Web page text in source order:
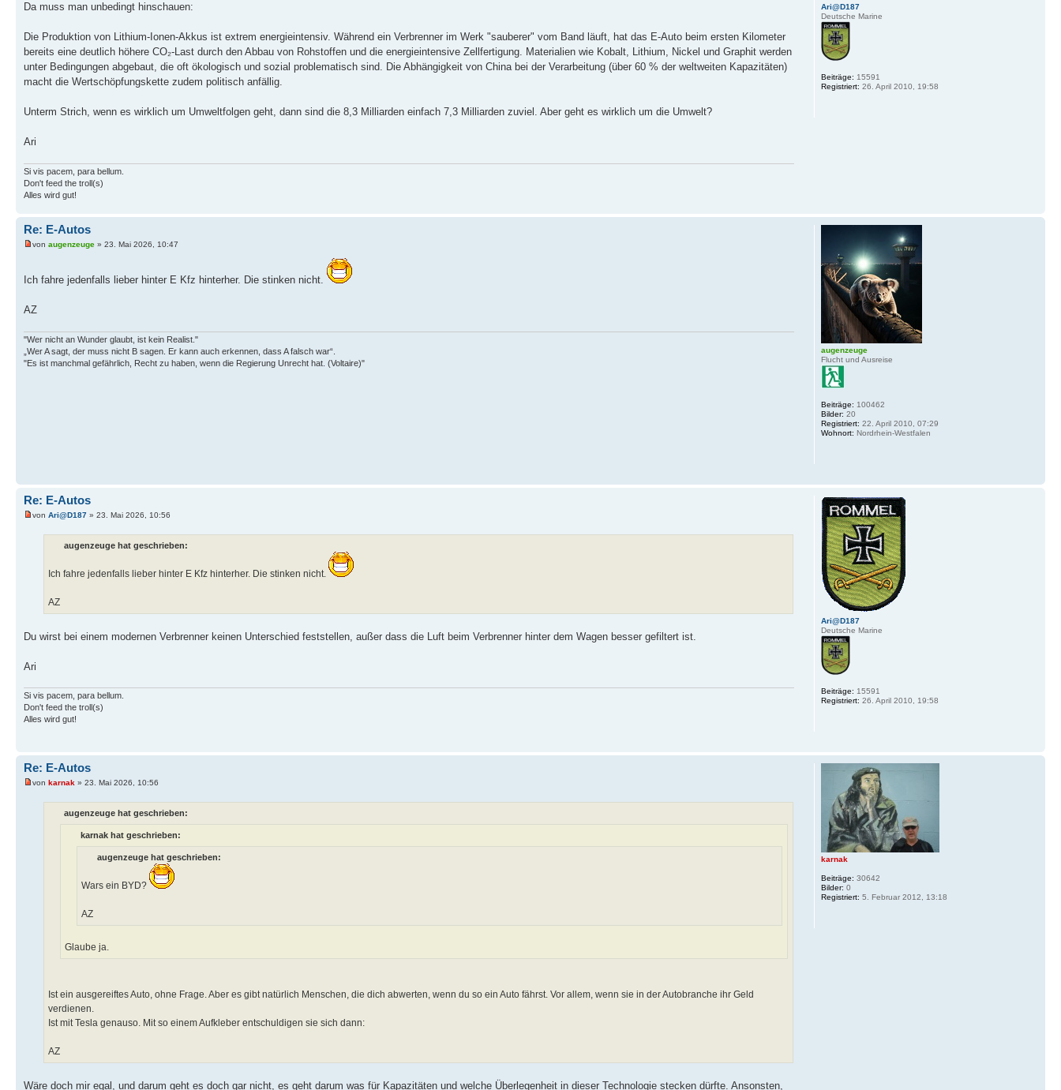
Da muss man unbedingt hinschauen:
Die Produktion von Lithium-Ionen-Akkus ist extrem energieintensiv. Während ein Verbrenner im Werk "sauberer" vom Band läuft, hat das E-Auto beim ersten Kilometer
bereits eine deutlich höhere CO₂-Last durch den Abbau von Rohstoffen und die energieintensive Zellfertigung. Materialien wie Kobalt, Lithium, Nickel und Graphit werden
unter Bedingungen abgebaut, die oft ökologisch und sozial problematisch sind. Die Abhängigkeit von China bei der Verarbeitung (über 60 % der weltweiten Kapazitäten)
macht die Wertschöpfungskette zudem politisch anfällig.
Unterm Strich, wenn es wirklich um Umweltfolgen geht, dann sind die 8,3 Milliarden einfach 7,3 Milliarden zuviel. Aber geht es wirklich um die Umwelt?
Ari
Si vis pacem, para bellum.
Don't feed the troll(s)
Alles wird gut!
Ari@D187
Deutsche Marine
Beiträge: 15591
Registriert: 26. April 2010, 19:58
Re: E-Autos
von augenzeuge » 23. Mai 2026, 10:47
Ich fahre jedenfalls lieber hinter E Kfz hinterher. Die stinken nicht.
AZ
"Wer nicht an Wunder glaubt, ist kein Realist."
„Wer A sagt, der muss nicht B sagen. Er kann auch erkennen, dass A falsch war“.
"Es ist manchmal gefährlich, Recht zu haben, wenn die Regierung Unrecht hat. (Voltaire)"
augenzeuge
Flucht und Ausreise
Beiträge: 100462
Bilder: 20
Registriert: 22. April 2010, 07:29
Wohnort: Nordrhein-Westfalen
Re: E-Autos
von Ari@D187 » 23. Mai 2026, 10:56
augenzeuge hat geschrieben:
Ich fahre jedenfalls lieber hinter E Kfz hinterher. Die stinken nicht.
AZ
Du wirst bei einem modernen Verbrenner keinen Unterschied feststellen, außer dass die Luft beim Verbrenner hinter dem Wagen besser gefiltert ist.
Ari
Si vis pacem, para bellum.
Don't feed the troll(s)
Alles wird gut!
Ari@D187
Deutsche Marine
Beiträge: 15591
Registriert: 26. April 2010, 19:58
Re: E-Autos
von karnak » 23. Mai 2026, 10:56
augenzeuge hat geschrieben:
karnak hat geschrieben:
augenzeuge hat geschrieben:
Wars ein BYD?
AZ
Glaube ja.
Ist ein ausgereiftes Auto, ohne Frage. Aber es gibt natürlich Menschen, die dich abwerten, wenn du so ein Auto fährst. Vor allem, wenn sie in der Autobranche ihr Geld
verdienen.
Ist mit Tesla genauso. Mit so einem Aufkleber entschuldigen sie sich dann:
AZ
Wäre doch mir egal, und darum geht es doch gar nicht, es geht darum was für Kapazitäten und welche Überlegenheit in dieser Technologie stecken dürfte. Ansonsten,
karnak
Beiträge: 30642
Bilder: 0
Registriert: 5. Februar 2012, 13:18